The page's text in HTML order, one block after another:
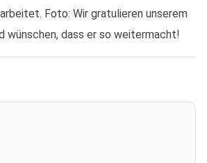
Foto: Wir gratulieren unserem
wünschen, dass er so weitermacht!